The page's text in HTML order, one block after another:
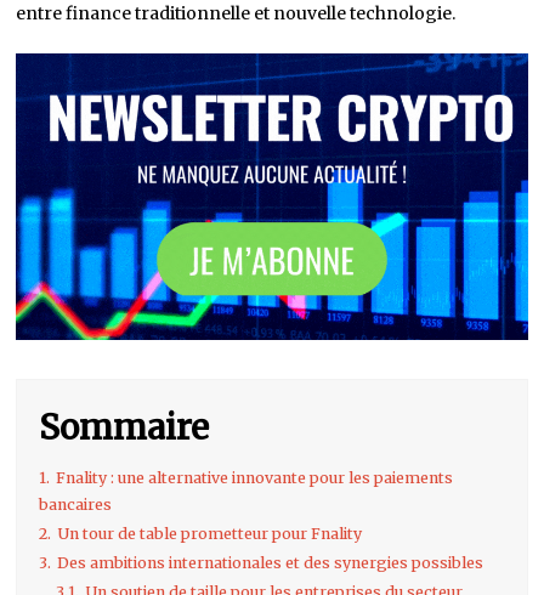
entre finance traditionnelle et nouvelle technologie.
Sommaire
1. Fnality : une alternative innovante pour les paiements
bancaires
2. Un tour de table prometteur pour Fnality
3. Des ambitions internationales et des synergies possibles